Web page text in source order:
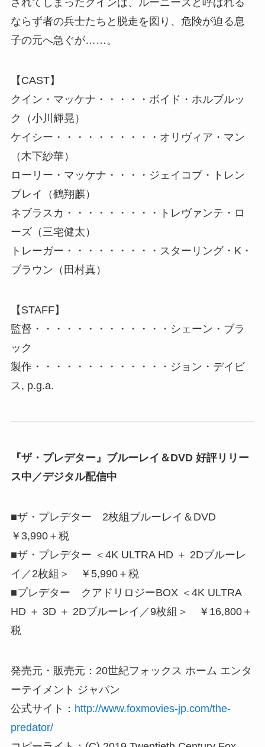
ならず者の兵士たちと脱走を図り、危険が迫る息
子の元へ急ぐが……。
【CAST】
クイン・マッケナ・・・・・ボイド・ホルブルッ
ク（小川輝晃）
ケイシー・・・・・・・・・・オリヴィア・マン
（木下紗華）
ローリー・マッケナ・・・・ジェイコブ・トレン
ブレイ（鶴翔麒）
ネブラスカ・・・・・・・・・トレヴァンテ・ロ
ーズ（三宅健太）
トレーガー・・・・・・・・・スターリング・K・
ブラウン（田村真）
【STAFF】
監督・・・・・・・・・・・・・シェーン・ブラ
ック
製作・・・・・・・・・・・・・ジョン・デイビ
ス, p.g.a.
『ザ・プレデター』ブルーレイ＆DVD 好評リリー
ス中／デジタル配信中
■ザ・プレデター 2枚組ブルーレイ＆DVD
￥3,990＋税
■ザ・プレデター ＜4K ULTRA HD ＋ 2Dブルーレ
イ／2枚組＞ ￥5,990＋税
■プレデター クアドリロジーBOX ＜4K ULTRA
HD ＋ 3D ＋ 2Dブルーレイ／9枚組＞ ￥16,800＋
税
発売元・販売元：20世紀フォックス ホーム エンタ
ーテイメント ジャパン
公式サイト： http://www.foxmovies-jp.com/the-
predator/